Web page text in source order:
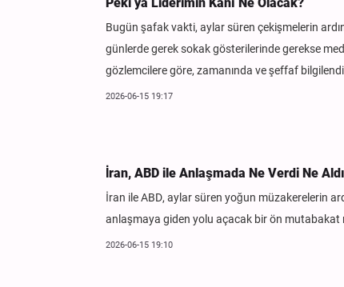
Peki ya Liderimin Kanı Ne Olacak?
Bugün şafak vakti, aylar süren çekişmelerin
günlerde gerek sokak gösterilerinde gerekse
gözlemcilere göre, zamanında ve şeffaf
2026-06-15 19:17
İran, ABD ile Anlaşmada Ne Verdi Ne
İran ile ABD, aylar süren yoğun müzakerelerin
anlaşmaya giden yolu açacak bir ön mutabakat
2026-06-15 19:10